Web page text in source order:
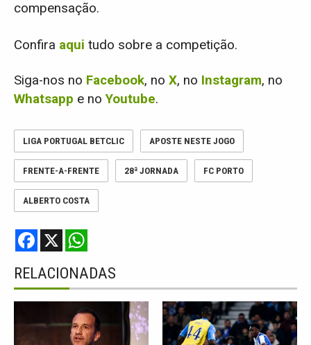
compensação.
Confira aqui tudo sobre a competição.
Siga-nos no Facebook, no X, no Instagram, no
Whatsapp e noYoutube.
LIGA PORTUGAL BETCLIC APOSTE NESTE JOGO
FRENTE-A-FRENTE 28ª JORNADA FC PORTO
ALBERTO COSTA
e
b
o
o
X
t
s
A
p
p
RELACIONADAS